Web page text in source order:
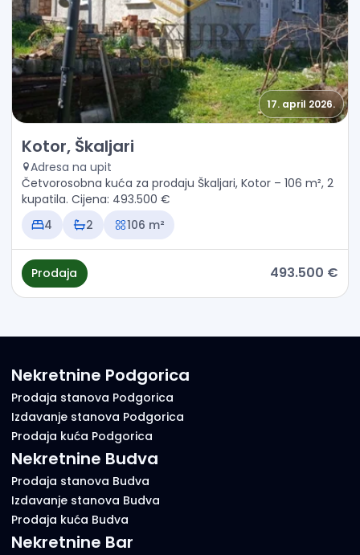
17. april 2026.
Prodaja - Kuća Kotor, Škaljari
Kotor, Škaljari
Adresa na upit
Četvorosobna kuća za prodaju Škaljari, Kotor – 106 m², 2
kupatila. Cijena: 493.500 €
4
2 106 m²
Prodaja 493.500 €
Nekretnine Podgorica
Prodaja stanova Podgorica
Izdavanje stanova Podgorica
Prodaja kuća Podgorica
Nekretnine Budva
Prodaja stanova Budva
Izdavanje stanova Budva
Prodaja kuća Budva
Nekretnine Bar